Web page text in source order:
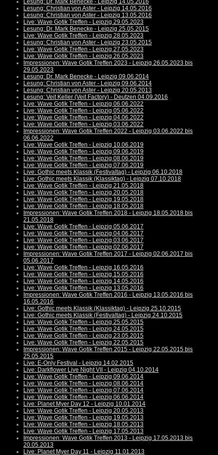
Lesung: Dr. Mark Benecke - Leipzig 14.05.2016
Lesung: Christian von Aster - Leipzig 14.05.2016
Lesung: Christian von Aster - Leipzig 13.05.2016
Live: Wave Gotik Treffen - Leipzig 29.05.2023
Lesung: Dr. Mark Benecke - Leipzig 25.05.2015
Live: Wave Gotik Treffen - Leipzig 28.05.2023
Lesung: Christian von Aster - Leipzig 23.05.2015
Live: Wave Gotik Treffen - Leipzig 27.05.2023
Live: Wave Gotik Treffen - Leipzig 26.05.2023
Impressionen: Wave Gotik Treffen 2023 - Leipzig 26.05.2023 bis
29.05.2023
Lesung: Dr. Mark Benecke - Leipzig 09.06.2014
Lesung: Christian von Aster - Leipzig 09.06.2014
Lesung: Christian von Aster - Leipzig 20.05.2013
Lesung: Veit Keller (Veit Factory) - Deutzen 04.09.2016
Live: Wave Gotik Treffen - Leipzig 06.06.2022
Live: Wave Gotik Treffen - Leipzig 05.06.2022
Live: Wave Gotik Treffen - Leipzig 04.06.2022
Live: Wave Gotik Treffen - Leipzig 03.06.2022
Impressionen: Wave Gotik Treffen 2022 - Leipzig 03.06.2022 bis
06.06.2022
Live: Wave Gotik Treffen - Leipzig 10.06.2019
Live: Wave Gotik Treffen - Leipzig 09.06.2019
Live: Wave Gotik Treffen - Leipzig 08.06.2019
Live: Wave Gotik Treffen - Leipzig 07.06.2019
Live: Gothic meets Klassik (Festivaltag) - Leipzig 06.10.2018
Live: Gothic meets Klassik (Klassiktag) - Leipzig 07.10.2018
Live: Wave Gotik Treffen - Leipzig 21.05.2018
Live: Wave Gotik Treffen - Leipzig 20.05.2018
Live: Wave Gotik Treffen - Leipzig 19.05.2018
Live: Wave Gotik Treffen - Leipzig 18.05.2018
Impressionen: Wave Gotik Treffen 2018 - Leipzig 18.05.2018 bis
21.05.2018
Live: Wave Gotik Treffen - Leipzig 05.06.2017
Live: Wave Gotik Treffen - Leipzig 04.06.2017
Live: Wave Gotik Treffen - Leipzig 03.06.2017
Live: Wave Gotik Treffen - Leipzig 02.06.2017
Impressionen: Wave Gotik Treffen 2017 - Leipzig 02.06.2017 bis
05.06.2017
Live: Wave Gotik Treffen - Leipzig 16.05.2016
Live: Wave Gotik Treffen - Leipzig 15.05.2016
Live: Wave Gotik Treffen - Leipzig 14.05.2016
Live: Wave Gotik Treffen - Leipzig 13.05.2016
Impressionen: Wave Gotik Treffen 2016 - Leipzig 13.05.2016 bis
16.05.2016
Live: Gothic meets Klassik (Klassiktag) - Leipzig 25.10.2015
Live: Gothic meets Klassik (Festivaltag) - Leipzig 24.10.2015
Live: Wave Gotik Treffen - Leipzig 25.05.2015
Live: Wave Gotik Treffen - Leipzig 24.05.2015
Live: Wave Gotik Treffen - Leipzig 23.05.2015
Live: Wave Gotik Treffen - Leipzig 22.05.2015
Impressionen: Wave Gotik Treffen 2015 - Leipzig 22.05.2015 bis
25.05.2015
Live: E-Only Festival - Leipzig 14.02.2015
Live: Darkflower Live Night VII - Leipzig 04.10.2014
Live: Wave Gotik Treffen - Leipzig 09.06.2014
Live: Wave Gotik Treffen - Leipzig 08.06.2014
Live: Wave Gotik Treffen - Leipzig 07.06.2014
Live: Wave Gotik Treffen - Leipzig 06.06.2014
Live: Planet Myer Day 12 - Leipzig 10.01.2014
Live: Wave Gotik Treffen - Leipzig 20.05.2013
Live: Wave Gotik Treffen - Leipzig 19.05.2013
Live: Wave Gotik Treffen - Leipzig 18.05.2013
Live: Wave Gotik Treffen - Leipzig 17.05.2013
Impressionen: Wave Gotik Treffen 2013 - Leipzig 17.05.2013 bis
20.05.2013
Live: Planet Myer Day 11 - Leipzig 11.01.2013